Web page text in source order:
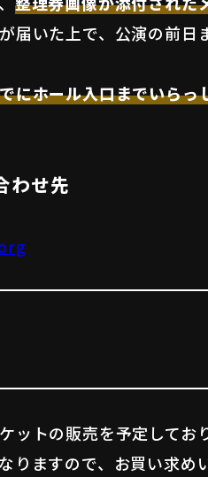
届いた上で、公演の前
にホール入口までいら
わせ先
トの販売を予定しており
りますので、お買い求